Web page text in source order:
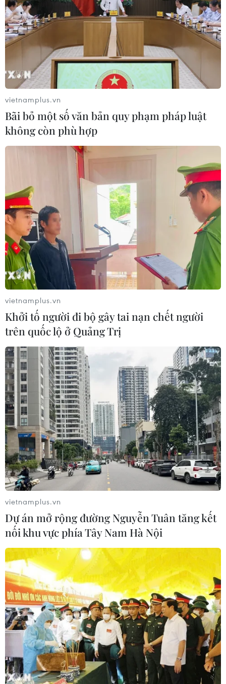
TIN CÙNG CHUYÊN MỤC
Bão Dolphin hướng vào miền Đông
Trung Quốc, cảnh báo mưa lớn trên
diện rộng
06/08/2026 08:36
Làn sóng tấn công mạng nhằm vào
các quỹ đầu cơ lớn của Mỹ
06/08/2026 06:47
Anh công bố kết quả điều tra ban
đầu vụ đâm dao ở trung tâm London
06/08/2026 06:00
Hàn Quốc tăng cường giải pháp
ngăn chặn đánh bạc trực tuyến trong
vietnamplus.vn
Bãi bỏ một số văn bản quy phạm pháp luật
không còn phù hợp
vietnamplus.vn
Khởi tố người đi bộ gây tai nạn chết người
trên quốc lộ ở Quảng Trị
vietnamplus.vn
Dự án mở rộng đường Nguyễn Tuân tăng kết
nối khu vực phía Tây Nam Hà Nội